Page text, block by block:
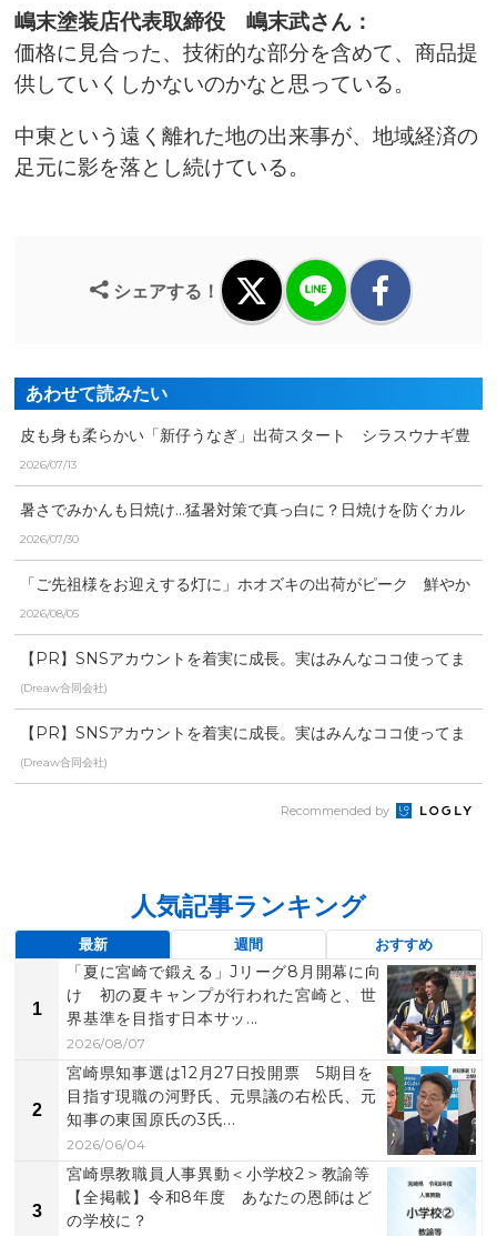
嶋末塗装店代表取締役 嶋末武さん：
価格に見合った、技術的な部分を含めて、商品提
供していくしかないのかなと思っている。
中東という遠く離れた地の出来事が、地域経済の
足元に影を落とし続けている。
シェアする！
あわせて読みたい
皮も身も柔らかい「新仔うなぎ」出荷スタート シラスウナギ豊
漁で市場価格は去年より...
2026/07/13
暑さでみかんも日焼け…猛暑対策で真っ白に？日焼けを防ぐカル
シウム剤散布と、農家を...
2026/07/30
「ご先祖様をお迎えする灯に」ホオズキの出荷がピーク 鮮やか
な朱色が彩る宮崎県日南...
2026/08/05
【PR】SNSアカウントを着実に成長。実はみんなココ使ってま
す。
(Dreaw合同会社)
【PR】SNSアカウントを着実に成長。実はみんなココ使ってま
す。
(Dreaw合同会社)
Recommended by
人気記事ランキング
最新 週間 おすすめ
1
「夏に宮崎で鍛える」Jリーグ8月開幕に向
け 初の夏キャンプが行われた宮崎と、世
界基準を目指す日本サッ...
2026/08/07
2
宮崎県知事選は12月27日投開票 5期目を
目指す現職の河野氏、元県議の右松氏、元
知事の東国原氏の3氏...
2026/06/04
3
宮崎県教職員人事異動＜小学校2＞教諭等
【全掲載】令和8年度 あなたの恩師はど
の学校に？